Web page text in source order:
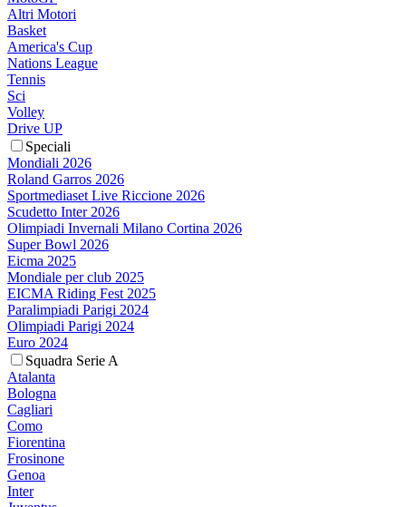
Altri Motori
Basket
America's Cup
Nations League
Tennis
Sci
Volley
Drive UP
Speciali
Mondiali 2026
Roland Garros 2026
Sportmediaset Live Riccione 2026
Scudetto Inter 2026
Olimpiadi Invernali Milano Cortina 2026
Super Bowl 2026
Eicma 2025
Mondiale per club 2025
EICMA Riding Fest 2025
Paralimpiadi Parigi 2024
Olimpiadi Parigi 2024
Euro 2024
Squadra Serie A
Atalanta
Bologna
Cagliari
Como
Fiorentina
Frosinone
Genoa
Inter